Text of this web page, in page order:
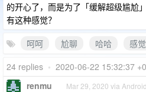
的开心了，而是为了「缓解超级尴尬
有这种感觉？
呵呵
尬聊 哈哈
感觉
24 replies • 2020-06-22 15:32:37
renmu Mar 29, 2020 via Android